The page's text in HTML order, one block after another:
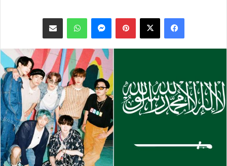
بينتيريستماسنجر واتساب مشاركة عبر البريد